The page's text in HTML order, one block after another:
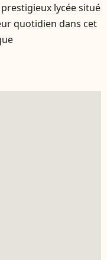
lycée situé
quotidien dans cet